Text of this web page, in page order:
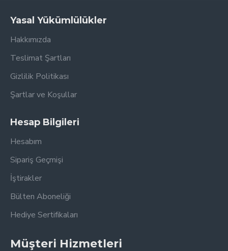
Yasal Yükümlülükler
Hakkımızda
Teslimat Şartları
Gizlilik Politikası
Şartlar ve Koşullar
Hesap Bilgileri
Hesabım
Sipariş Geçmişi
İştirakler
Bülten Aboneliği
Hediye Sertifikaları
Müşteri Hizmetleri